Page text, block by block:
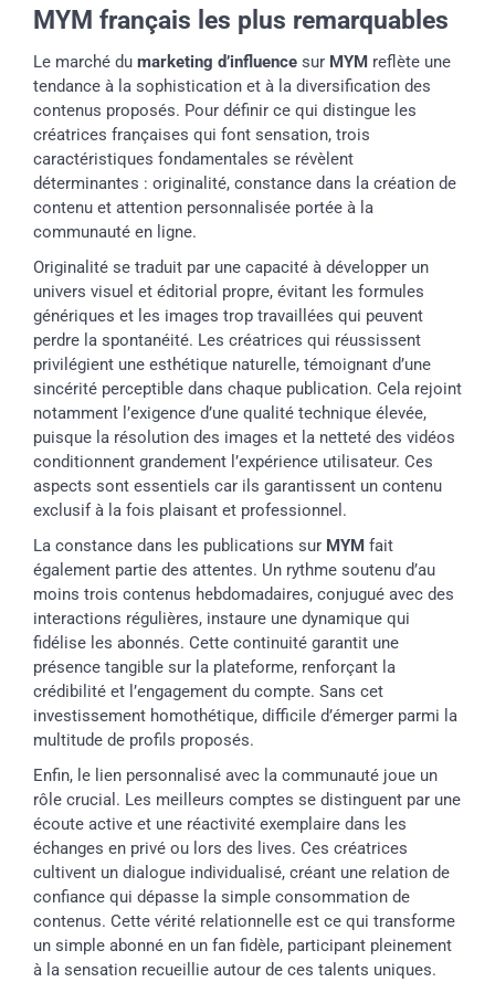
MYM français les plus remarquables
Le marché du marketing d’influence sur MYM reflète une
tendance à la sophistication et à la diversification des
contenus proposés. Pour définir ce qui distingue les
créatrices françaises qui font sensation, trois
caractéristiques fondamentales se révèlent
déterminantes : originalité, constance dans la création de
contenu et attention personnalisée portée à la
communauté en ligne.
Originalité se traduit par une capacité à développer un
univers visuel et éditorial propre, évitant les formules
génériques et les images trop travaillées qui peuvent
perdre la spontanéité. Les créatrices qui réussissent
privilégient une esthétique naturelle, témoignant d’une
sincérité perceptible dans chaque publication. Cela rejoint
notamment l’exigence d’une qualité technique élevée,
puisque la résolution des images et la netteté des vidéos
conditionnent grandement l’expérience utilisateur. Ces
aspects sont essentiels car ils garantissent un contenu
exclusif à la fois plaisant et professionnel.
La constance dans les publications sur MYM fait
également partie des attentes. Un rythme soutenu d’au
moins trois contenus hebdomadaires, conjugué avec des
interactions régulières, instaure une dynamique qui
fidélise les abonnés. Cette continuité garantit une
présence tangible sur la plateforme, renforçant la
crédibilité et l’engagement du compte. Sans cet
investissement homothétique, difficile d’émerger parmi la
multitude de profils proposés.
Enfin, le lien personnalisé avec la communauté joue un
rôle crucial. Les meilleurs comptes se distinguent par une
écoute active et une réactivité exemplaire dans les
échanges en privé ou lors des lives. Ces créatrices
cultivent un dialogue individualisé, créant une relation de
confiance qui dépasse la simple consommation de
contenus. Cette vérité relationnelle est ce qui transforme
un simple abonné en un fan fidèle, participant pleinement
à la sensation recueillie autour de ces talents uniques.